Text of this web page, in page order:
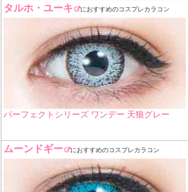
タルホ・ユーキ におすすめのコスプレカラコン
パーフェクトシリーズ ワンデー 天狼グレー
ムーンドギー におすすめのコスプレカラコン